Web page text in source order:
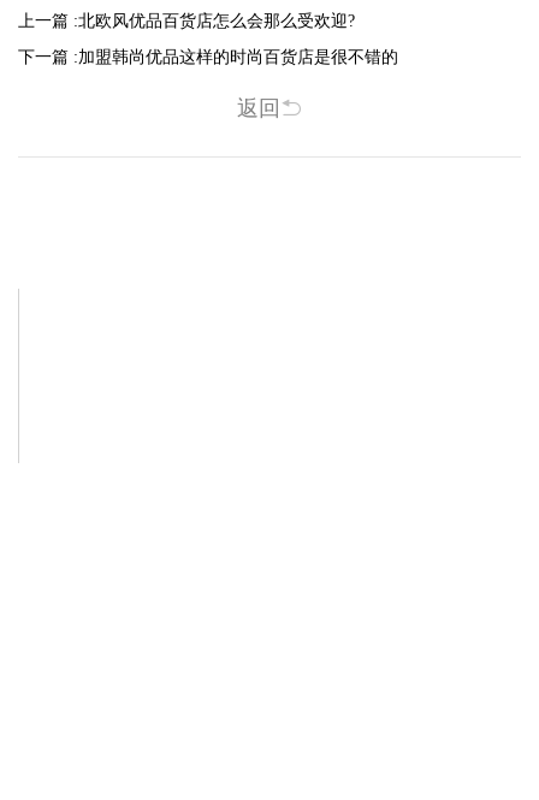
上一篇 :北欧风优品百货店怎么会那么受欢迎?
下一篇 :加盟韩尚优品这样的时尚百货店是很不错的
返回